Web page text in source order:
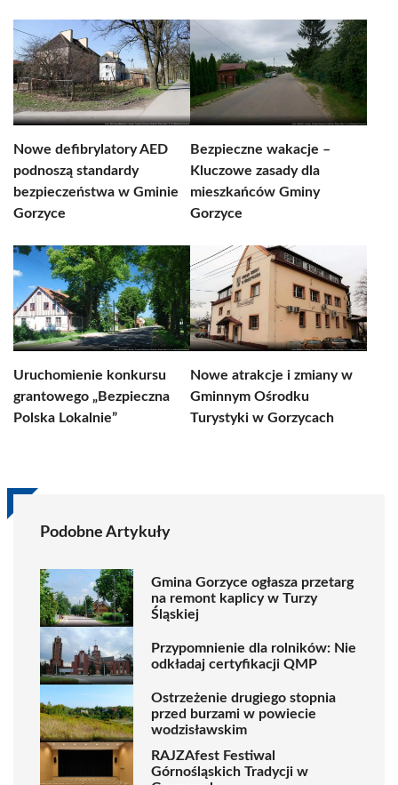
Nowe defibrylatory AED
podnoszą standardy
bezpieczeństwa w Gminie
Gorzyce
Bezpieczne wakacje –
Kluczowe zasady dla
mieszkańców Gminy
Gorzyce
Uruchomienie konkursu
grantowego „Bezpieczna
Polska Lokalnie”
Nowe atrakcje i zmiany w
Gminnym Ośrodku
Turystyki w Gorzycach
Podobne Artykuły
Gmina Gorzyce ogłasza przetarg
na remont kaplicy w Turzy
Śląskiej
Przypomnienie dla rolników: Nie
odkładaj certyfikacji QMP
Ostrzeżenie drugiego stopnia
przed burzami w powiecie
wodzisławskim
RAJZAfest Festiwal
Górnośląskich Tradycji w